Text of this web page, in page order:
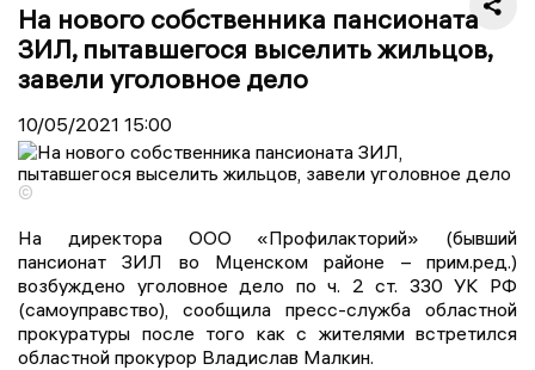
На нового собственника пансионата
ЗИЛ, пытавшегося выселить жильцов,
завели уголовное дело
10/05/2021 15:00
©
На директора ООО «Профилакторий» (бывший
пансионат ЗИЛ во Мценском районе – прим.ред.)
возбуждено уголовное дело по ч. 2 ст. 330 УК РФ
(самоуправство), сообщила пресс-служба областной
прокуратуры после того как с жителями встретился
областной прокурор Владислав Малкин.